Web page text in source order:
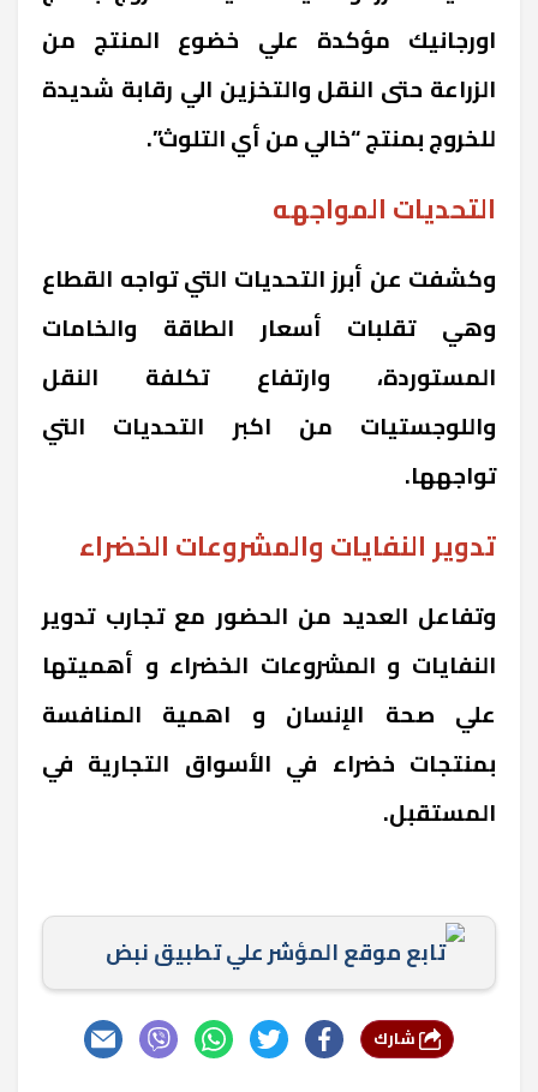
اورجانيك مؤكدة علي خضوع المنتج من
الزراعة حتى النقل والتخزين الي رقابة شديدة
للخروج بمنتج “خالي من أي التلوث”.
التحديات المواجهه
وكشفت عن أبرز التحديات التي تواجه القطاع
وهي تقلبات أسعار الطاقة والخامات
المستوردة، وارتفاع تكلفة النقل
واللوجستيات من اكبر التحديات التي
تواجهها.
تدوير النفايات والمشروعات الخضراء
وتفاعل العديد من الحضور مع تجارب تدوير
النفايات و المشروعات الخضراء و أهميتها
علي صحة الإنسان و اهمية المنافسة
بمنتجات خضراء في الأسواق التجارية في
المستقبل.
تابع موقع المؤشر علي تطبيق نبض